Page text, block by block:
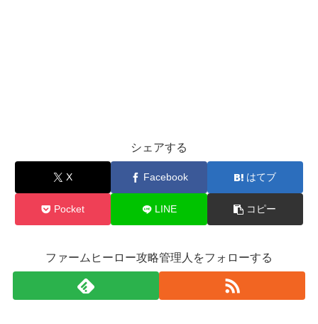
シェアする
X Facebook はてブ
Pocket LINE コピー
ファームヒーロー攻略管理人をフォローする